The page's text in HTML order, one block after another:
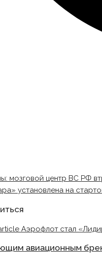
мозговой центр ВС РФ
установлена на
авиационным